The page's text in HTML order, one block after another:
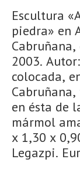
Escultura
piedra» en
2003.
colocada,
en ésta de
mármol
x 1,30 x
Legazpi.